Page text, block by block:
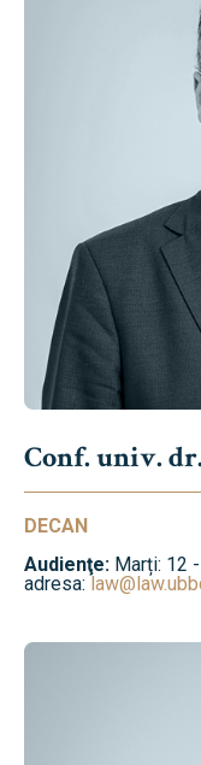
Conf. univ.
DECAN
Audienţe: Marți: 12
adresa: